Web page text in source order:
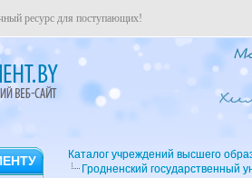
ресурс для поступающих!
Каталог учреждений высшего
Гродненский государственный